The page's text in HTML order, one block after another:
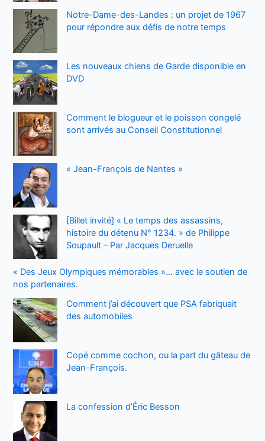
Notre-Dame-des-Landes : un projet de 1967
pour répondre aux défis de notre temps
Les nouveaux chiens de Garde disponible en
DVD
Comment le blogueur et le poisson congelé
sont arrivés au Conseil Constitutionnel
« Jean-François de Nantes »
[Billet invité] « Le temps des assassins,
histoire du détenu N° 1234. » de Philippe
Soupault – Par Jacques Deruelle
« Des Jeux Olympiques mémorables »… avec le soutien de
nos partenaires.
Comment j’ai découvert que PSA fabriquait
des automobiles
Copé comme cochon, ou la part du gâteau de
Jean-François.
La confession d’Éric Besson